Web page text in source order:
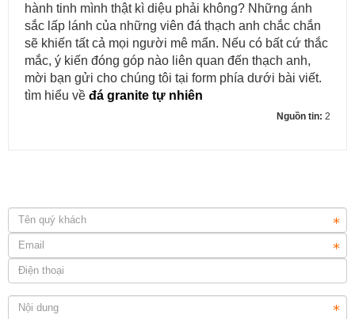
hành tinh mình thật kì diệu phải không? Những ánh
sắc lấp lánh của những viên đá thạch anh chắc chắn
sẽ khiến tất cả mọi người mê mẩn. Nếu có bất cứ thắc
mắc, ý kiến đóng góp nào liên quan đến thạch anh,
mời bạn gửi cho chúng tôi tại form phía dưới bài viết.
tìm hiểu về đá granite tự nhiên
Nguồn tin: 2